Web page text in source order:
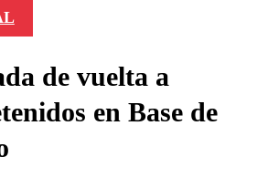
de vuelta a
en Base de